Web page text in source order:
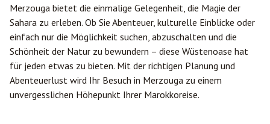
Merzouga bietet die einmalige Gelegenheit, die Magie der
Sahara zu erleben. Ob Sie Abenteuer, kulturelle Einblicke oder
einfach nur die Möglichkeit suchen, abzuschalten und die
Schönheit der Natur zu bewundern – diese Wüstenoase hat
für jeden etwas zu bieten. Mit der richtigen Planung und
Abenteuerlust wird Ihr Besuch in Merzouga zu einem
unvergesslichen Höhepunkt Ihrer Marokkoreise.